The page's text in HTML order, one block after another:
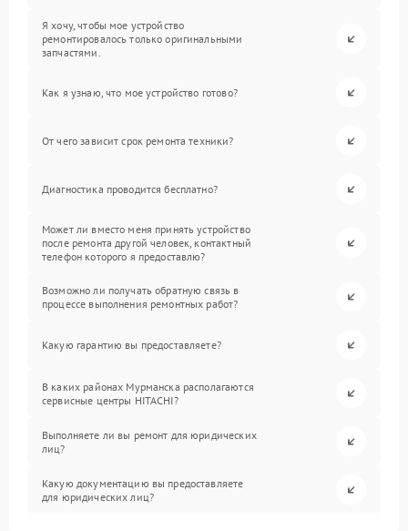
Я хочу, чтобы мое устройство
ремонтировалось только оригинальными
запчастями.
Как я узнаю, что мое устройство готово?
От чего зависит срок ремонта техники?
Диагностика проводится бесплатно?
Может ли вместо меня принять устройство
после ремонта другой человек, контактный
телефон которого я предоставлю?
Возможно ли получать обратную связь в
процессе выполнения ремонтных работ?
Какую гарантию вы предоставляете?
В каких районах Мурманска располагаются
сервисные центры HITACHI?
Выполняете ли вы ремонт для юридических
лиц?
Какую документацию вы предоставляете
для юридических лиц?